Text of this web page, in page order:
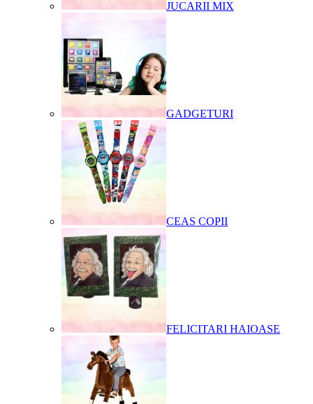
JUCARII MIX
GADGETURI
CEAS COPII
FELICITARI HAIOASE